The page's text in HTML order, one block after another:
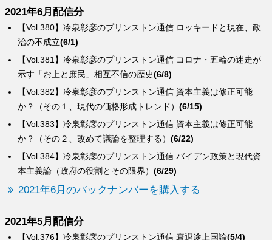
2021年6月配信分
【Vol.384】冷泉彰彦のプリンストン通信 バイデン政策と現代資
本主義論（政府の役割とその限界）(6/29)
【Vol.383】冷泉彰彦のプリンストン通信 資本主義は修正可能
か？（その２、改めて議論を整理する）(6/22)
【Vol.382】冷泉彰彦のプリンストン通信 資本主義は修正可能
か？（その１、現代の価格形成トレンド）(6/15)
【Vol.381】冷泉彰彦のプリンストン通信 コロナ・五輪の迷走が
示す「お上と庶民」相互不信の歴史(6/8)
【Vol.380】冷泉彰彦のプリンストン通信 ロッキードと現在、政
治の不成立(6/1)
2021年6月のバックナンバーを購入する
2021年5月配信分
【Vol.376】冷泉彰彦のプリンストン通信 衰退途上国論(5/4)